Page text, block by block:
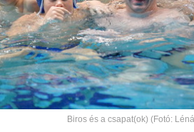
Biros és a csapat(ok) (Fotó: